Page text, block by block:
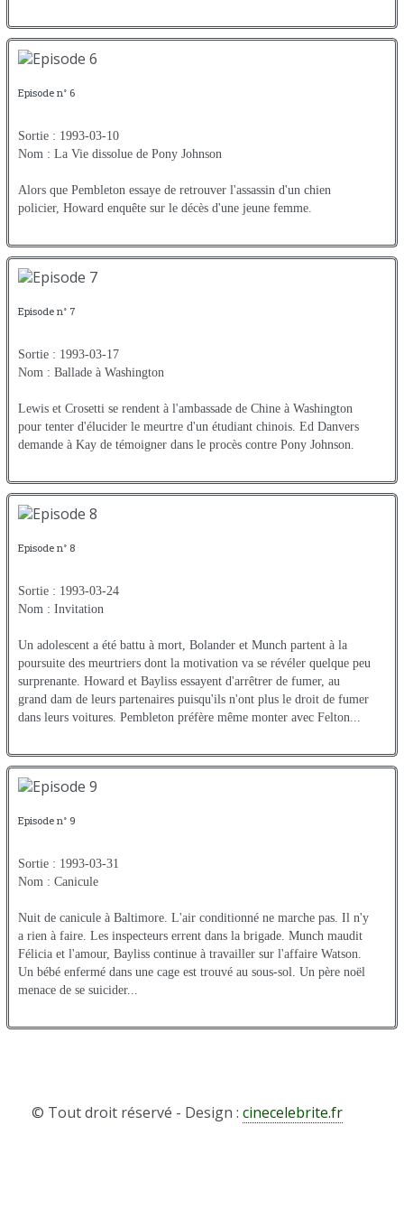
Episode n° 6
Sortie : 1993-03-10
Nom : La Vie dissolue de Pony Johnson
Alors que Pembleton essaye de retrouver l'assassin d'un chien
policier, Howard enquête sur le décès d'une jeune femme.
Episode n° 7
Sortie : 1993-03-17
Nom : Ballade à Washington
Lewis et Crosetti se rendent à l'ambassade de Chine à Washington
pour tenter d'élucider le meurtre d'un étudiant chinois. Ed Danvers
demande à Kay de témoigner dans le procès contre Pony Johnson.
Episode n° 8
Sortie : 1993-03-24
Nom : Invitation
Un adolescent a été battu à mort, Bolander et Munch partent à la
poursuite des meurtriers dont la motivation va se révéler quelque peu
surprenante. Howard et Bayliss essayent d'arrêtrer de fumer, au
grand dam de leurs partenaires puisqu'ils n'ont plus le droit de fumer
dans leurs voitures. Pembleton préfère même monter avec Felton...
Episode n° 9
Sortie : 1993-03-31
Nom : Canicule
Nuit de canicule à Baltimore. L'air conditionné ne marche pas. Il n'y
a rien à faire. Les inspecteurs errent dans la brigade. Munch maudit
Félicia et l'amour, Bayliss continue à travailler sur l'affaire Watson.
Un bébé enfermé dans une cage est trouvé au sous-sol. Un père noël
menace de se suicider...
© Tout droit réservé - Design :cinecelebrite.fr